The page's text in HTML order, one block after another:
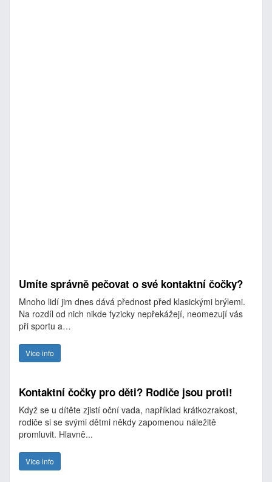
Umíte správně pečovat o své kontaktní čočky?
Mnoho lidí jim dnes dává přednost před klasickými brýlemi.
Na rozdíl od nich nikde fyzicky nepřekážejí, neomezují vás
při sportu a…
Více info
Kontaktní čočky pro děti? Rodiče jsou proti!
Když se u dítěte zjistí oční vada, například krátkozrakost,
rodiče si se svými dětmi někdy zapomenou náležitě
promluvit. Hlavně...
Více info